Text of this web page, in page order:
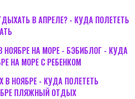
В АПРЕЛЕ? - КУДА ПОЛЕТЕТЬ
НОЯБРЕ НА МОРЕ - БЭБИБЛОГ - КУДА
НА МОРЕ С РЕБЕНКОМ
НОЯБРЕ - КУДА ПОЛЕТЕТЬ
ПЛЯЖНЫЙ ОТДЫХ